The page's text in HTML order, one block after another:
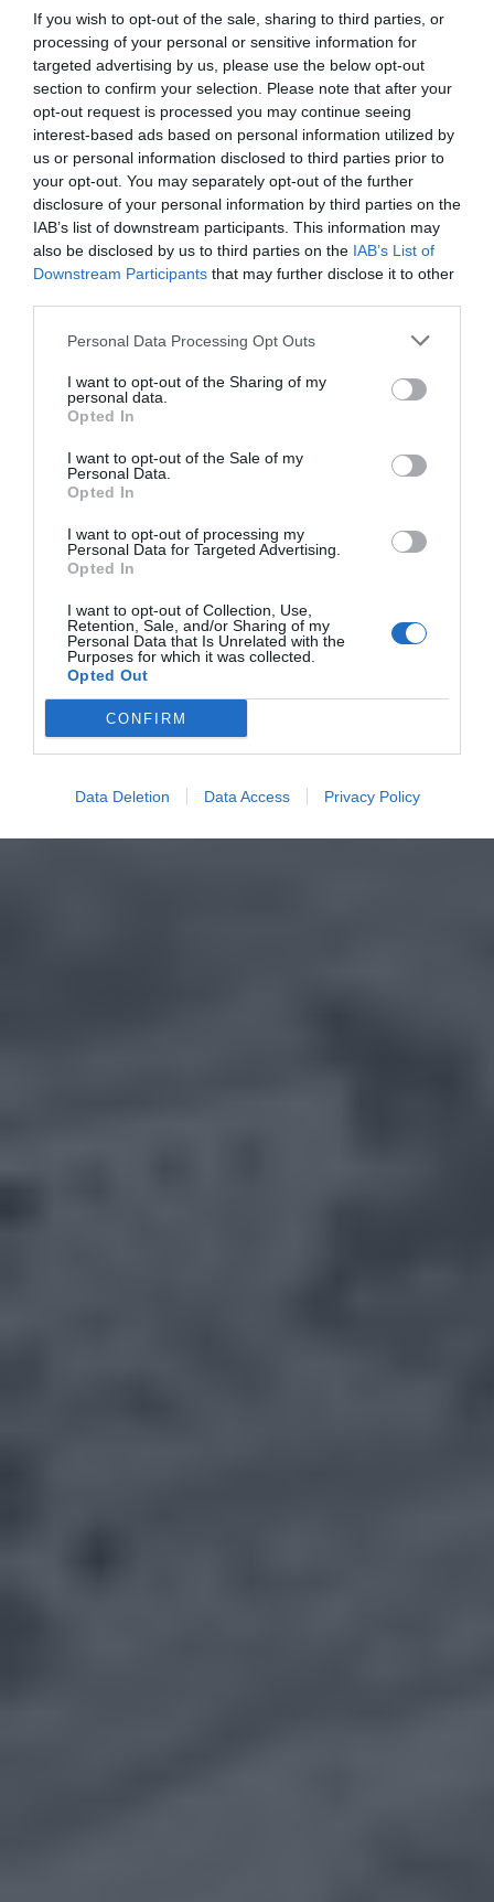
If you wish to opt-out of the sale, sharing to third parties, or
processing of your personal or sensitive information for
targeted advertising by us, please use the below opt-out
section to confirm your selection. Please note that after your
opt-out request is processed you may continue seeing
interest-based ads based on personal information utilized by
us or personal information disclosed to third parties prior to
your opt-out. You may separately opt-out of the further
disclosure of your personal information by third parties on the
IAB’s list of downstream participants. This information may
also be disclosed by us to third parties on the IAB’s List of
Downstream Participants that may further disclose it to other
Personal Data Processing Opt Outs
I want to opt-out of the Sharing of my
personal data.
Opted In
I want to opt-out of the Sale of my
Personal Data.
Opted In
I want to opt-out of processing my
Personal Data for Targeted Advertising.
Opted In
I want to opt-out of Collection, Use,
Retention, Sale, and/or Sharing of my
Personal Data that Is Unrelated with the
Purposes for which it was collected.
Opted Out
CONFIRM
Data Deletion Data Access Privacy Policy